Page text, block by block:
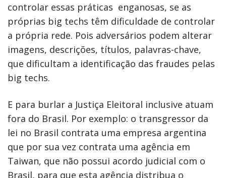
controlar essas práticas enganosas, se as
próprias big techs têm dificuldade de controlar
a própria rede. Pois adversários podem alterar
imagens, descrições, títulos, palavras-chave,
que dificultam a identificação das fraudes pelas
big techs.
E para burlar a Justiça Eleitoral inclusive atuam
fora do Brasil. Por exemplo: o transgressor da
lei no Brasil contrata uma empresa argentina
que por sua vez contrata uma agência em
Taiwan, que não possui acordo judicial com o
Brasil, para que esta agência distribua o